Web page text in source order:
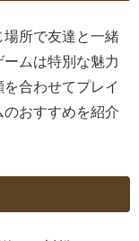
所で友達と一緒
ムは特別な魅力
合わせてプレイ
おすすめを紹介